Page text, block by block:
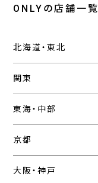
ONLYの店舗一覧
北海道・東北
関東
東海・中部
京都
大阪・神戸